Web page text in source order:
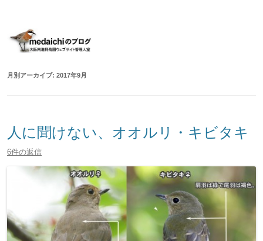
月別アーカイブ: 2017年9月
人に聞けない、オオルリ・キビタキ
6件の返信